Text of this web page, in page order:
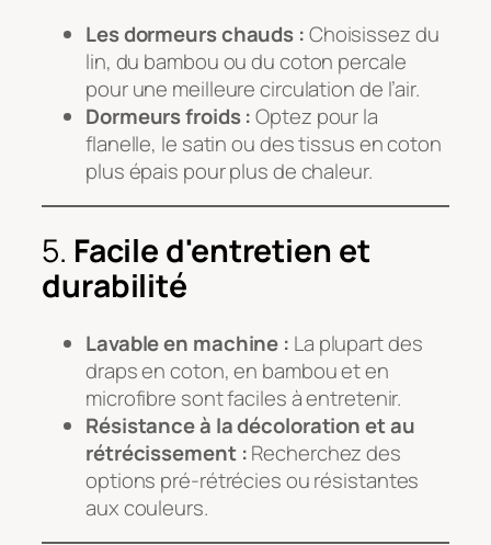
Les dormeurs chauds :Choisissez du
lin, du bambou ou du coton percale
pour une meilleure circulation de l’air.
Dormeurs froids :Optez pour la
flanelle, le satin ou des tissus en coton
plus épais pour plus de chaleur.
5. Facile d'entretien et
durabilité
Lavable en machine : La plupart des
draps en coton, en bambou et en
microfibre sont faciles à entretenir.
Résistance à la décoloration et au
rétrécissement :Recherchez des
options pré-rétrécies ou résistantes
aux couleurs.